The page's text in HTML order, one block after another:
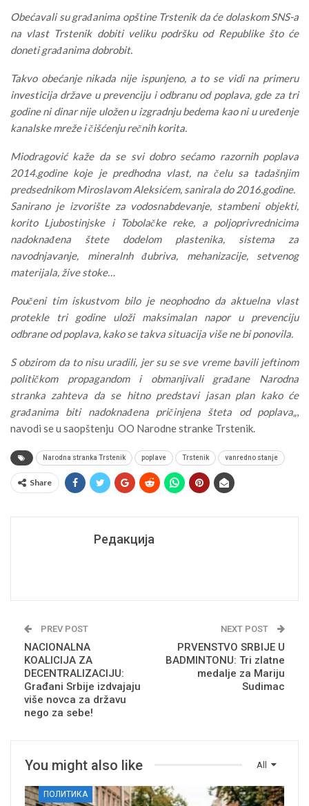
Obećavali su građanima opštine Trstenik da će dolaskom SNS-a
na vlast Trstenik dobiti veliku podršku od Republike što će
doneti građanima dobrobit.
Takvo obećanje nikada nije ispunjeno, a to se vidi na primeru
investicija države u prevenciju i odbranu od poplava, gde za tri
godine ni dinar nije uložen u izgradnju bedema kao ni u uređenje
kanalske mreže i čišćenju rečnih korita.
Miodragović kaže da se svi dobro sećamo razornih poplava
2014.godine koje je predhodna vlast, na čelu sa tadašnjim
predsednikom Miroslavom Aleksićem, sanirala do 2016.godine.
Sanirano je izvorište za vodosnabdevanje, stambeni objekti,
korito Ljubostinjske i Tobolačke reke, a poljoprivrednicima
nadoknađena štete dodelom plastenika, sistema za
navodnjavanje, mineralnh đubriva, mehanizacije, setvenog
materijala, žive stoke…
Poučeni tim iskustvom bilo je neophodno da aktuelna vlast
protekle tri godine uloži maksimalan napor u prevenciju
odbrane od poplava, kako se takva situacija više ne bi ponovila.
S obzirom da to nisu uradili, jer su se sve vreme bavili jeftinom
političkom propagandom i obmanjivali građane Narodna
stranka zahteva da se hitno predstavi jasan plan kako će
građanima biti nadoknađena pričinjena šteta od poplava
navodi se u saopštenju OO Narodne stranke Trstenik.
Narodna stranka Trstenik poplave Trstenik vanredno stanje
Share
Редакција
PREV POST
NACIONALNA
KOALICIJA ZA
DECENTRALIZACIJU:
Građani Srbije izdvajaju
više novca za državu
nego za sebe!
NEXT POST
PRVENSTVO SRBIJE U
BADMINTONU: Tri zlatne
medalje za Mariju
Sudimac
All
You might also like
ПОЛИТИКА